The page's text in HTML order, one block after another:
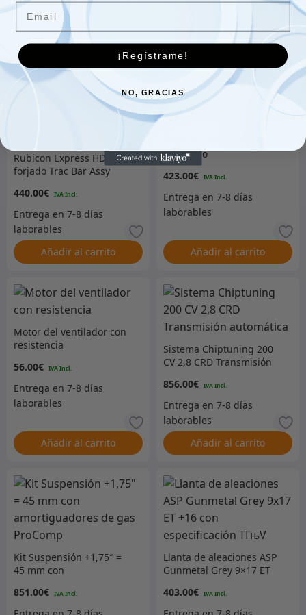
Rubicon Express HD
forjado Trac Bar Assy
440.00€
Añadir al carrito
reforzado
423.00€
Añadir al carrito
Motor del ventilador con
resistencia
56.00€
Añadir al carrito
Sistema Chiptuning 200
CV 2,8 CRD Transmisión
856.00€
Añadir al carrito
Kit Suspensión +1,75″ =
45 mm con
ProComp
851.00€
Llanta de aleaciones ASP
Gunmetal Grey 9×17 ET
TГњV
403.00€
Email
¡Regístrame!
NO, GRACIAS